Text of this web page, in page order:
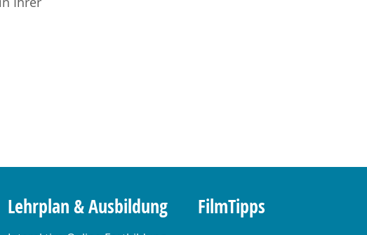
Lehrplan & Ausbildung
FilmTipps